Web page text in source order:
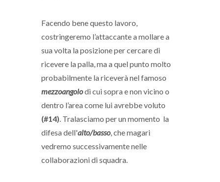
Facendo bene questo lavoro,
costringeremo l’attaccante a mollare a
sua volta la posizione per cercare di
ricevere la palla, ma a quel punto molto
probabilmente la riceverà nel famoso
mezzoangolodi cui sopra e non vicino o
dentro l’area come lui avrebbe voluto
(#14). Tralasciamo per un momento la
difesa dell'alto/basso, che magari
vedremo successivamente nelle
collaborazioni di squadra.